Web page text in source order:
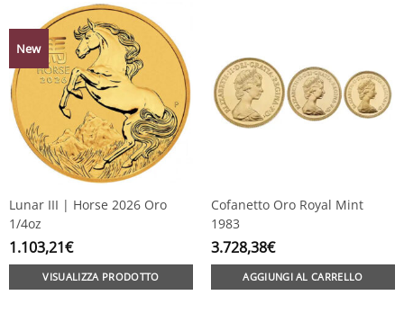
New
Lunar III | Horse 2026 Oro
1/4oz
1.103,21€
VISUALIZZA PRODOTTO
Cofanetto Oro Royal Mint
1983
3.728,38€
AGGIUNGI AL CARRELLO